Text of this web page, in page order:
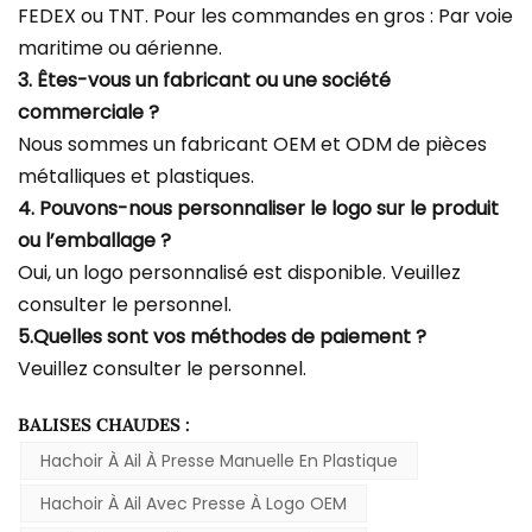
FEDEX ou TNT. Pour les commandes en gros : Par voie
maritime ou aérienne.
3. Êtes-vous un fabricant ou une société
commerciale ?
Nous sommes un fabricant OEM et ODM de pièces
métalliques et plastiques.
4. Pouvons-nous personnaliser le logo sur le produit
ou l’emballage ?
Oui, un logo personnalisé est disponible. Veuillez
consulter le personnel.
5.Quelles sont vos méthodes de paiement ?
Veuillez consulter le personnel.
BALISES CHAUDES :
Hachoir À Ail À Presse Manuelle En Plastique
Hachoir À Ail Avec Presse À Logo OEM